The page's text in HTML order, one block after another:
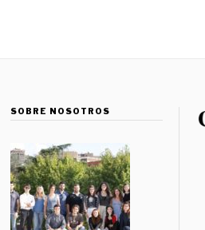
SOBRE NOSOTROS